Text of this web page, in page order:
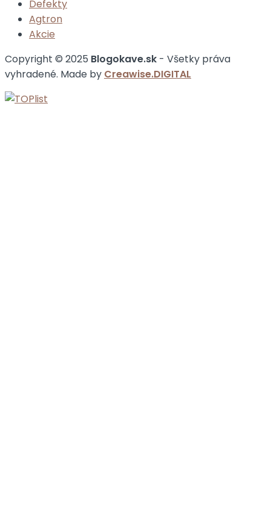
Defekty
Agtron
Akcie
Copyright © 2025 Blogokave.sk - Všetky práva
vyhradené. Made by Creawise.DIGITAL